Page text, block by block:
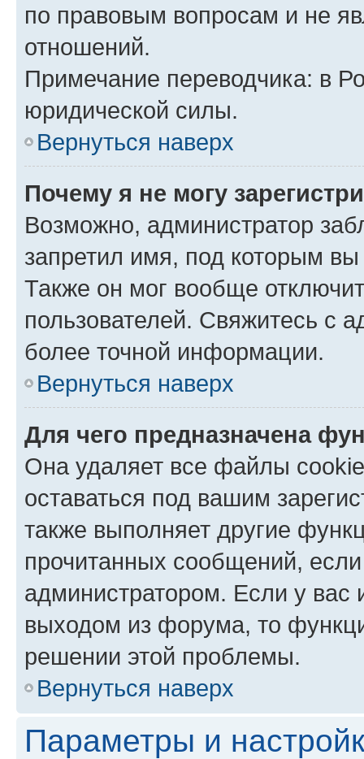
по правовым вопросам и не
отношений.
Примечание переводчика: в
юридической силы.
Вернуться наверх
Почему я не могу
Возможно, администратор
запретил имя, под которым вы
Также он мог вообще
пользователей. Свяжитесь с
более точной информации.
Вернуться наверх
Для чего предназначена
Она удаляет все файлы
оставаться под вашим
также выполняет другие
прочитанных сообщений,
администратором. Если у
выходом из форума, то
решении этой проблемы.
Вернуться наверх
Параметры и